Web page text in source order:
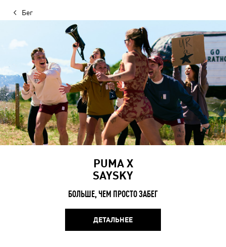
Бег
PUMA X
SAYSKY
БОЛЬШЕ, ЧЕМ ПРОСТО ЗАБЕГ
ДЕТАЛЬНЕЕ